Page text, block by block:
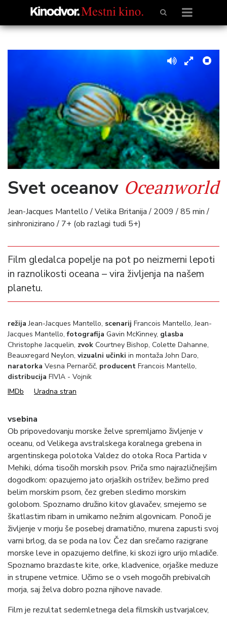
Svet oceanov Oceanworld
Jean-Jacques Mantello / Velika Britanija / 2009 / 85 min /
sinhronizirano / 7+ (ob razlagi tudi 5+)
Film gledalca popelje na pot po neizmerni lepoti
in raznolikosti oceana – vira življenja na našem
planetu.
režija Jean-Jacques Mantello, scenarij Francois Mantello, Jean-
Jacques Mantello,fotografija Gavin McKinney, glasba
Christophe Jacquelin, zvok Courtney Bishop, Colette Dahanne,
Beauxregard Neylon, vizualni učinki in montaža John Daro,
naratorka Vesna Pernarčič, producent Francois Mantello,
distribucija FIVIA - Vojnik
IMDb
Uradna stran
vsebina
Ob pripovedovanju morske želve spremljamo življenje v
oceanu, od Velikega avstralskega koralnega grebena in
argentinskega polotoka Valdez do otoka Roca Partida v
Mehiki, dóma tisočih morskih psov. Priča smo najrazličnejšim
dogodkom: opazujemo jato orjaških ostrižev, bežimo pred
belim morskim psom, čez greben sledimo morskim
golobom. Spoznamo družino kitov glavačev, smejemo se
škatlastim ribam in umikamo nežnim algovnicam. Ponoči je
življenje v morju še posebej dramatično, murena zapusti svoj
varni brlog, da se poda na lov. Čez dan srečamo razigrane
morske leve in opazujemo delfine, ki skozi igro urijo mladiče.
Spoznamo brazdaste kite, orke, kladvenice, orjaške meduze
in strupene vetrnice. Učimo se o vseh mogočih prebivalcih
morja, saj želva dobro pozna njihove navade.
Film je rezultat sedemletnega dela filmskih ustvarjalcev,